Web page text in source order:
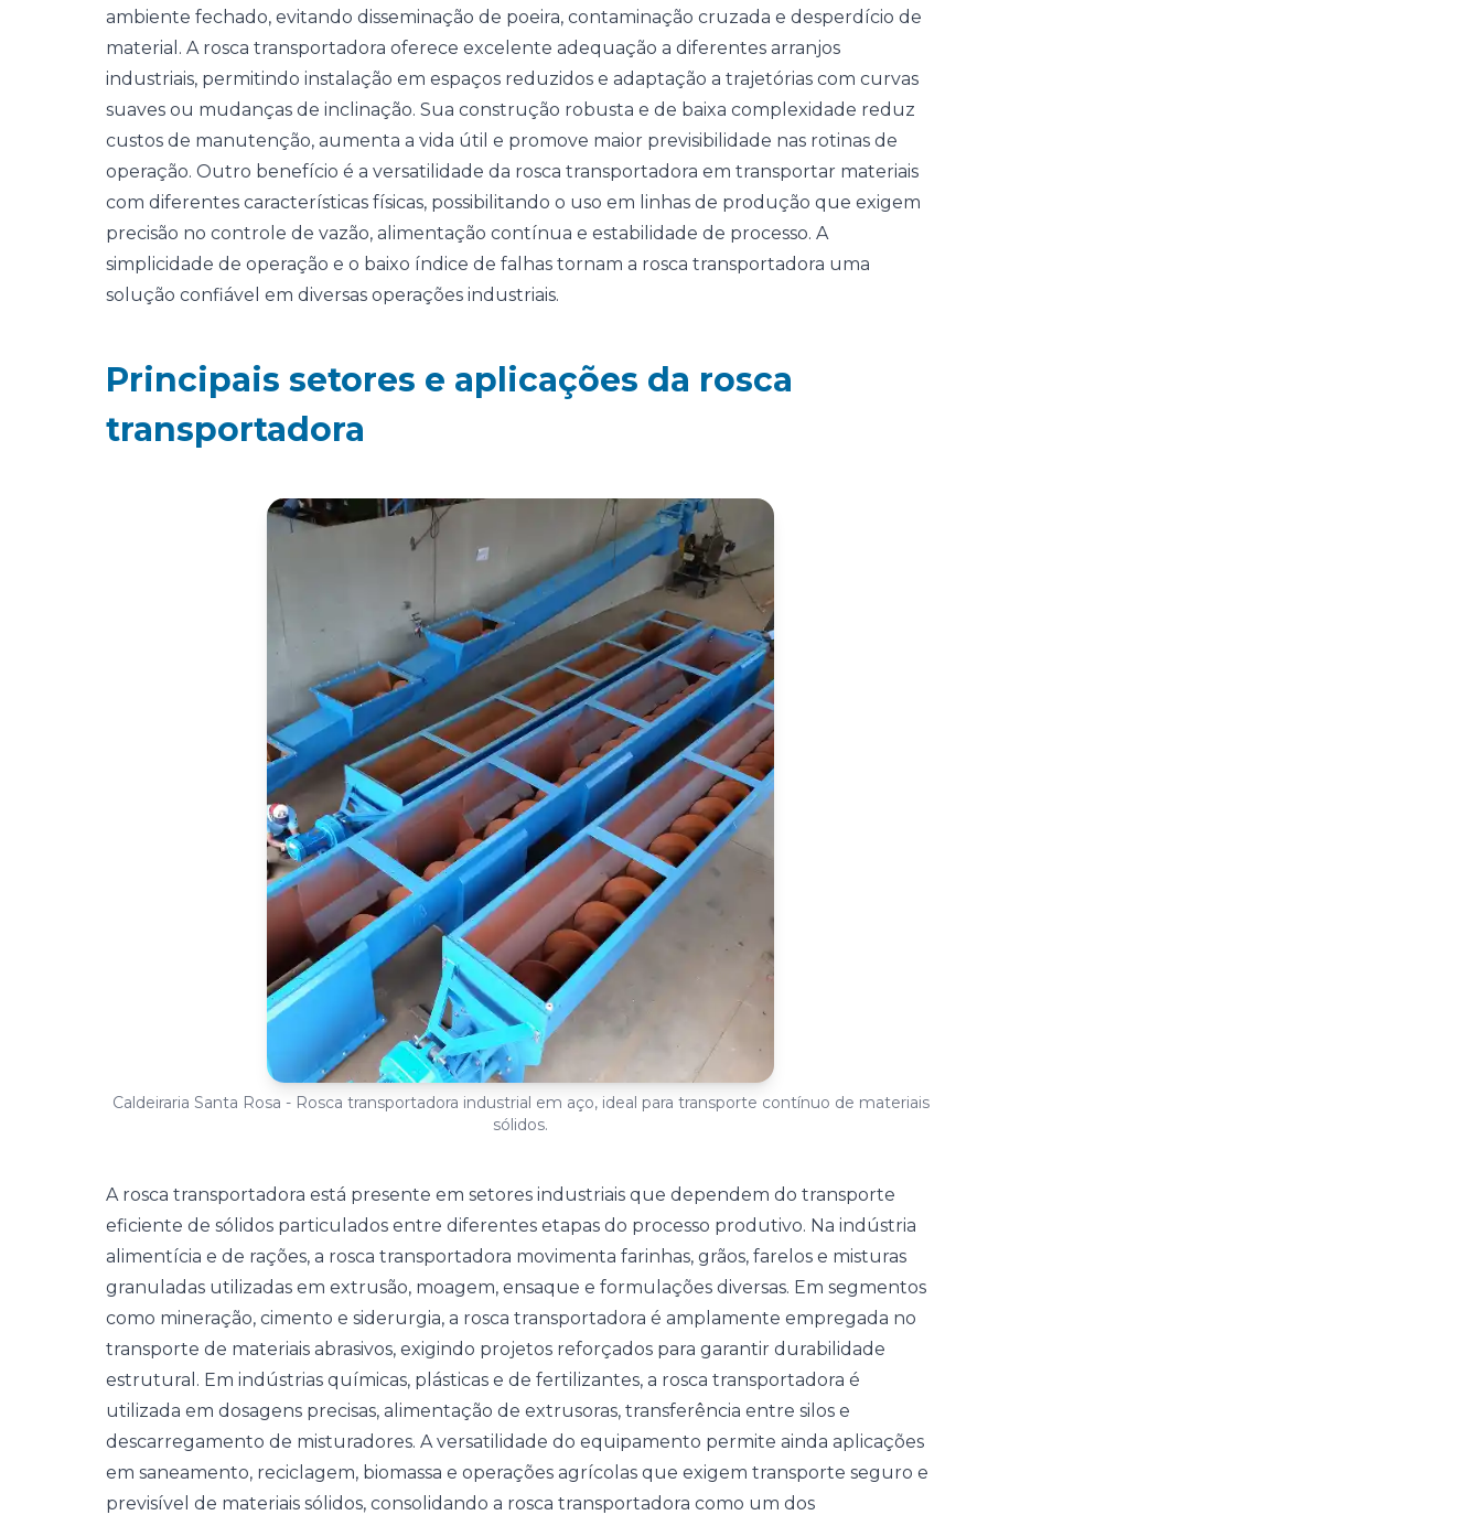
ambiente fechado, evitando disseminação de poeira, contaminação cruzada e desperdício de
material. A rosca transportadora oferece excelente adequação a diferentes arranjos
industriais, permitindo instalação em espaços reduzidos e adaptação a trajetórias com curvas
suaves ou mudanças de inclinação. Sua construção robusta e de baixa complexidade reduz
custos de manutenção, aumenta a vida útil e promove maior previsibilidade nas rotinas de
operação. Outro benefício é a versatilidade da rosca transportadora em transportar materiais
com diferentes características físicas, possibilitando o uso em linhas de produção que exigem
precisão no controle de vazão, alimentação contínua e estabilidade de processo. A
simplicidade de operação e o baixo índice de falhas tornam a rosca transportadora uma
solução confiável em diversas operações industriais.
Principais setores e aplicações da rosca
transportadora
Caldeiraria Santa Rosa - Rosca transportadora industrial em aço, ideal para transporte contínuo de materiais
sólidos.
A rosca transportadora está presente em setores industriais que dependem do transporte
eficiente de sólidos particulados entre diferentes etapas do processo produtivo. Na indústria
alimentícia e de rações, a rosca transportadora movimenta farinhas, grãos, farelos e misturas
granuladas utilizadas em extrusão, moagem, ensaque e formulações diversas. Em segmentos
como mineração, cimento e siderurgia, a rosca transportadora é amplamente empregada no
transporte de materiais abrasivos, exigindo projetos reforçados para garantir durabilidade
estrutural. Em indústrias químicas, plásticas e de fertilizantes, a rosca transportadora é
utilizada em dosagens precisas, alimentação de extrusoras, transferência entre silos e
descarregamento de misturadores. A versatilidade do equipamento permite ainda aplicações
em saneamento, reciclagem, biomassa e operações agrícolas que exigem transporte seguro e
previsível de materiais sólidos, consolidando a rosca transportadora como um dos